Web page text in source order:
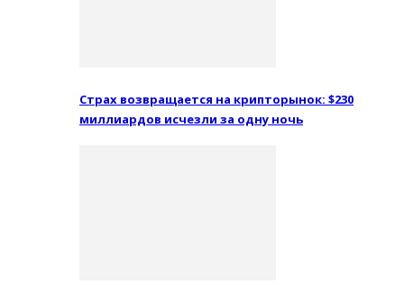
Страх возвращается на крипторынок: $230
миллиардов исчезли за одну ночь